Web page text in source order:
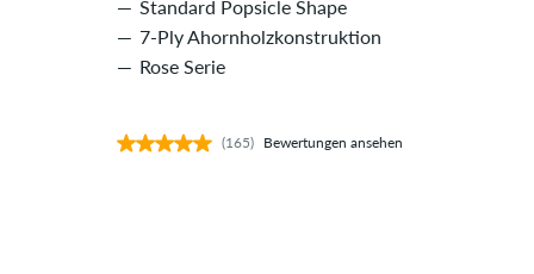
Standard Popsicle Shape
7-Ply Ahornholzkonstruktion
Rose Serie
(165) Bewertungen ansehen